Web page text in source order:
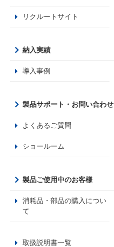
リクルートサイト
納入実績
導入事例
製品サポート・お問い合わせ
よくあるご質問
ショールーム
製品ご使用中のお客様
消耗品・部品の購入につい
て
取扱説明書一覧